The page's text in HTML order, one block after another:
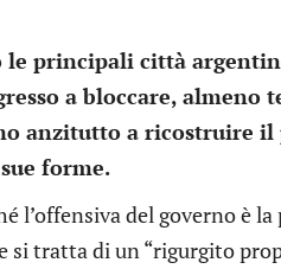
principali città
a bloccare, almeno
anzitutto a ricostruire il
forme.
l’offensiva del governo è
si tratta di un “rigurgito